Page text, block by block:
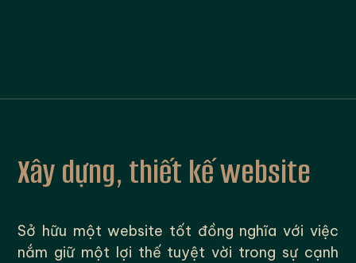
Xây dựng, thiết kế website
Sở hữu một website tốt đồng nghĩa với việc
nắm giữ một lợi thế tuyệt vời trong sự cạnh